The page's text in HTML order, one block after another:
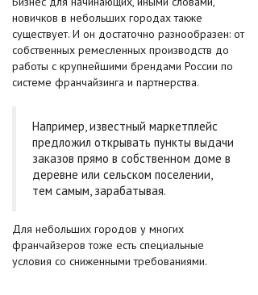
новичков в небольших городах также
существует. И он достаточно разнообразен: от
собственных ремесленных производств до
работы с крупнейшими брендами России по
системе франчайзинга и партнерства.
Например, известный маркетплейс
предложил открывать пункты выдачи
заказов прямо в собственном доме в
деревне или сельском поселении,
тем самым, зарабатывая.
Для небольших городов у многих
франчайзеров тоже есть специальные
условия со сниженными требованиями.